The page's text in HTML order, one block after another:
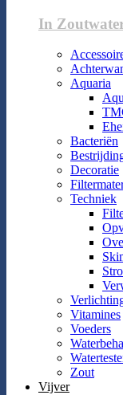
In
Aquaria
Bacteriën
Decoratie
Techniek
Vitamines
Voeders
Zout
Vijver